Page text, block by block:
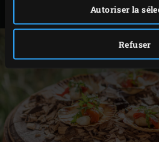
Autoriser la
Refuser
d’accompagnement et